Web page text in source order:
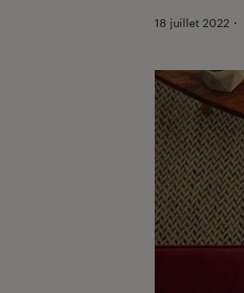
18 juillet 2022 ・